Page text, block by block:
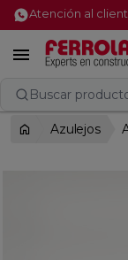
Atención al

Buscar
Azulejos